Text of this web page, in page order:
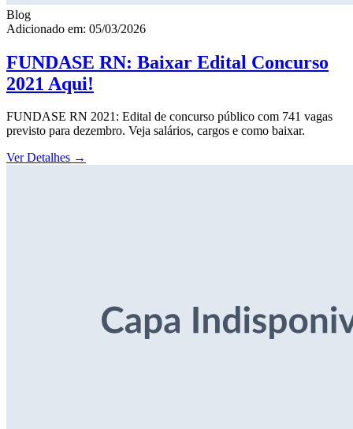
Blog
Adicionado em: 05/03/2026
FUNDASE RN: Baixar Edital Concurso
2021 Aqui!
FUNDASE RN 2021: Edital de concurso público com 741 vagas
previsto para dezembro. Veja salários, cargos e como baixar.
Ver Detalhes →